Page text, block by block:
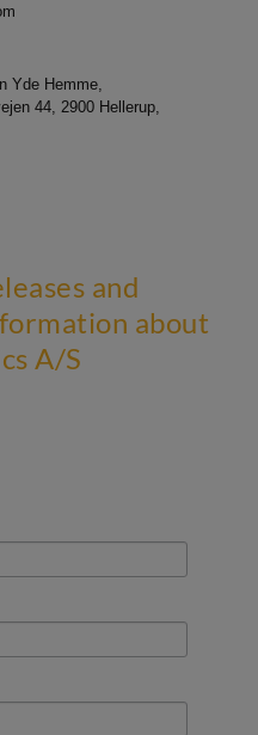
Yde Hemme,
44, 2900 Hellerup,
and
about
A/S